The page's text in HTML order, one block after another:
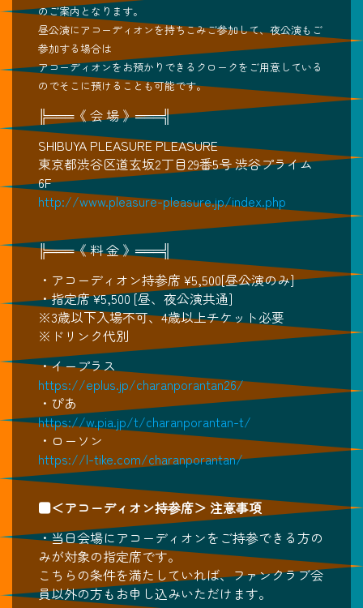
のご案内となります。
昼公演にアコーディオンを持ちこみご参加して、夜公演もご
参加する場合は
アコーディオンをお預かりできるクロークをご用意している
のでそこに預けることも可能です。
╠═══《 会 場 》═══╣
SHIBUYA PLEASURE PLEASURE
東京都渋谷区道玄坂2丁目29番5号 渋谷プライム
6F
http://www.pleasure-pleasure.jp/index.php
╠═══《 料 金 》═══╣
・アコーディオン持参席 ¥5,500[昼公演のみ]
・指定席 ¥5,500 [昼、夜公演共通]
※3歳以下入場不可、4歳以上チケット必要
※ドリンク代別
・イープラス
https://eplus.jp/charanporantan26/
・ぴあ
https://w.pia.jp/t/charanporantan-t/
・ローソン
https://l-tike.com/charanporantan/
■＜アコーディオン持参席＞ 注意事項
・当日会場にアコーディオンをご持参できる方の
みが対象の指定席です。
こちらの条件を満たしていれば、ファンクラブ会
員以外の方もお申し込みいただけます。